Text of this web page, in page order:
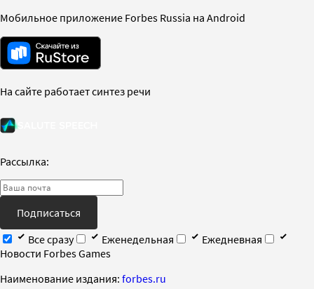
Мобильное приложение Forbes Russia на Android
На сайте работает синтез речи
Рассылка:
Подписаться
Все сразу
Еженедельная
Ежедневная
Новости Forbes Games
Наименование издания: forbes.ru